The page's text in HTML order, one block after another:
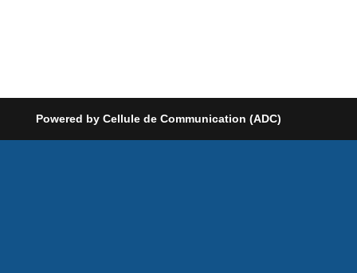
Powered by Cellule de Communication (ADC)